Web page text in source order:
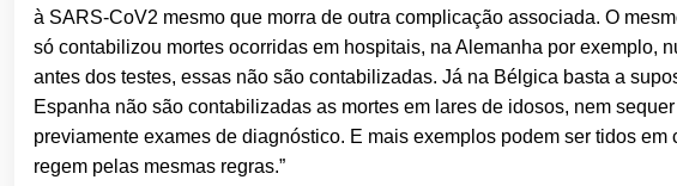
à SARS-CoV2 mesmo que morra de outra complicação associada. O
só contabilizou mortes ocorridas em hospitais, na Alemanha por exemplo,
antes dos testes, essas não são contabilizadas. Já na Bélgica basta a
Espanha não são contabilizadas as mortes em lares de idosos, nem
previamente exames de diagnóstico. E mais exemplos podem ser tidos
regem pelas mesmas regras.”